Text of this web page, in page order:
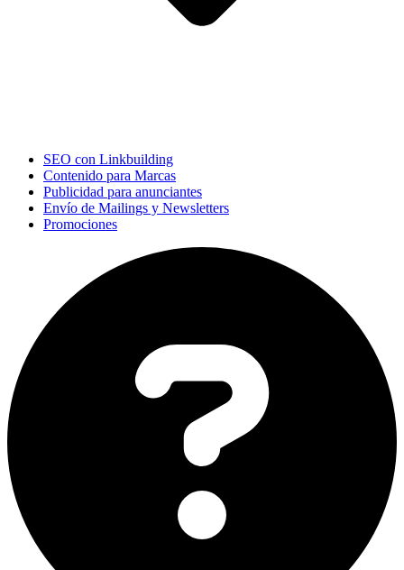
SEO con Linkbuilding
Contenido para Marcas
Publicidad para anunciantes
Envío de Mailings y Newsletters
Promociones